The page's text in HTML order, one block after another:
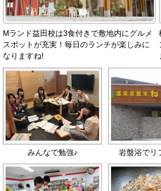
Mランド益田校は3食付きで敷地内にグルメ
スポットが充実！毎日のランチが楽しみに
なりますね!
みんなで勉強♪ 岩盤浴でリ